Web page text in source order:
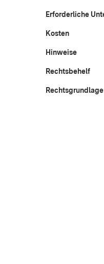
Erforderliche
Kosten
Hinweise
Rechtsbehelf
Rechtsgrundlage